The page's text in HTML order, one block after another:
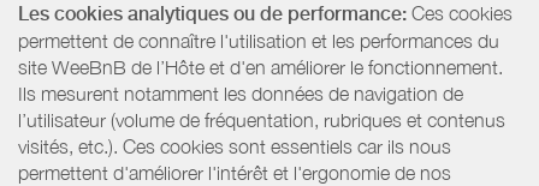
Les cookies analytiques ou de performance: Ces cookies
permettent de connaître l'utilisation et les performances du
site WeeBnB de l’Hôte et d'en améliorer le fonctionnement.
Ils mesurent notamment les données de navigation de
l’utilisateur (volume de fréquentation, rubriques et contenus
visités, etc.). Ces cookies sont essentiels car ils nous
permettent d'améliorer l'intérêt et l'ergonomie de nos